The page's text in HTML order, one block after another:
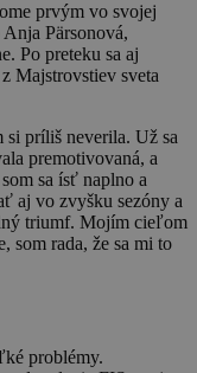
prvým vo svojej
Pärsonová,
Po preteku sa aj
Majstrovstiev sveta
si príliš neverila. Už sa
premotivovaná, a
sa ísť naplno a
aj vo zvyšku sezóny a
triumf. Mojím cieľom
som rada, že sa mi to
problémy.